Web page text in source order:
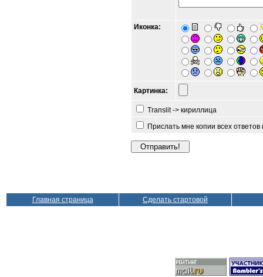
Иконка:
Картинка:
Translit -> кириллица
Прислать мне копии всех
Главная страница Сделать стартовой